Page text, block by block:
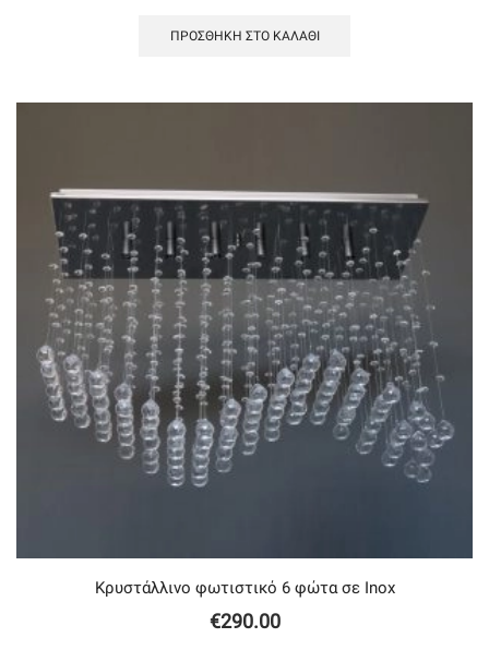
ΠΡΟΣΘΉΚΗ ΣΤΟ ΚΑΛΆΘΙ
Κρυστάλλινο φωτιστικό 6 φώτα σε Inox
€290.00